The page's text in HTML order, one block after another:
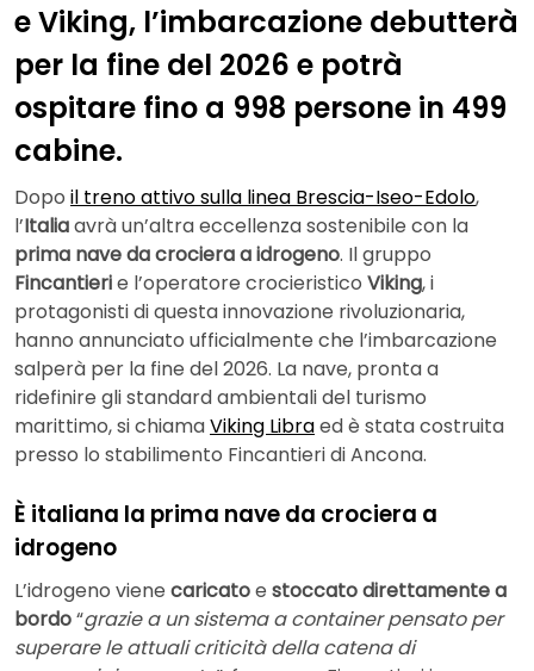
e Viking, l’imbarcazione debutterà
per la fine del 2026 e potrà
ospitare fino a 998 persone in 499
cabine.
Dopo il treno attivo sulla linea Brescia-Iseo-Edolo,
l’Italiaavrà un’altra eccellenza sostenibile con la
prima nave da crociera a idrogeno. Il gruppo
Fincantierie l’operatore crocieristico Viking, i
protagonisti di questa innovazione rivoluzionaria,
hanno annunciato ufficialmente che l’imbarcazione
salperà per la fine del 2026. La nave, pronta a
ridefinire gli standard ambientali del turismo
marittimo, si chiamaViking Libraed è stata costruita
presso lo stabilimento Fincantieri di Ancona.
È italiana la prima nave da crociera a
idrogeno
L’idrogeno viene caricatoe stoccatodirettamente a
bordo“grazie a un sistema a container pensato per
superare le attuali criticità della catena di